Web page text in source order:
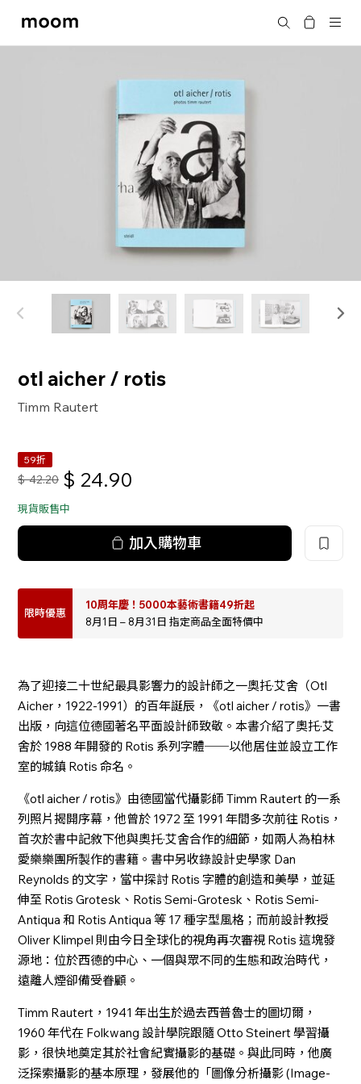
moom
搜尋
otl aicher / rotis
Timm Rautert
59折
$ 42.20 $ 24.90
現貨販售中
加入購物車
限時優惠
10周年慶！5000本藝術書籍49折起
8月1日 – 8月31日 指定商品全面特價中
為了迎接二十世紀最具影響力的設計師之一奧托·艾舍（Otl
Aicher，1922-1991）的百年誕辰，《otl aicher / rotis》一書
出版，向這位德國著名平面設計師致敬。本書介紹了奧托·艾
舍於 1988 年開發的 Rotis 系列字體──以他居住並設立工作
室的城鎮 Rotis 命名。
《otl aicher / rotis》由德國當代攝影師 Timm Rautert 的一系
列照片揭開序幕，他曾於 1972 至 1991 年間多次前往 Rotis，
首次於書中記敘下他與奧托·艾舍合作的細節，如兩人為柏林
愛樂樂團所製作的書籍。書中另收錄設計史學家 Dan
Reynolds 的文字，當中探討 Rotis 字體的創造和美學，並延
伸至 Rotis Grotesk、Rotis Semi-Grotesk、Rotis Semi-
Antiqua 和 Rotis Antiqua 等 17 種字型風格；而前設計教授
Oliver Klimpel 則由今日全球化的視角再次審視 Rotis 這塊發
源地：位於西德的中心、一個與眾不同的生態和政治時代，
遠離人煙卻備受眷顧。
Timm Rautert，1941 年出生於過去西普魯士的圖切爾，
1960 年代在 Folkwang 設計學院跟隨 Otto Steinert 學習攝
影，很快地奠定其於社會紀實攝影的基礎。與此同時，他廣
泛探索攝影的基本原理，發展他的「圖像分析攝影 (Image-